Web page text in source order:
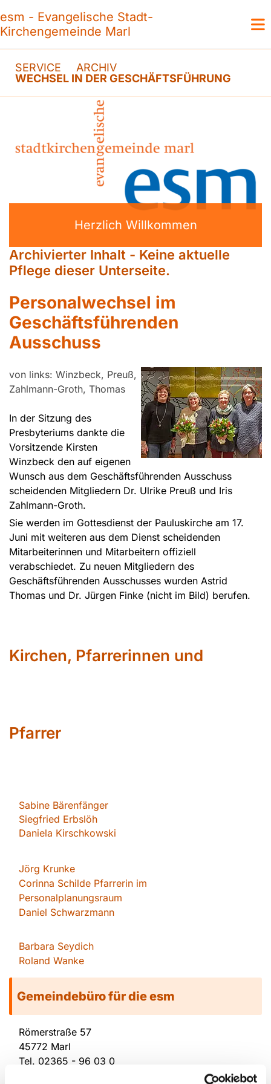
esm - Evangelische Stadt-
Kirchengemeinde Marl
SERVICE
ARCHIV
WECHSEL IN DER GESCHÄFTSFÜHRUNG
Herzlich Willkommen
Archivierter Inhalt - Keine aktuelle
Pflege dieser Unterseite.
Personalwechsel im
Geschäftsführenden
Ausschuss
von links: Winzbeck, Preuß,
Zahlmann-Groth, Thomas
In der Sitzung des
Presbyteriums dankte die
Vorsitzende Kirsten
Winzbeck den auf eigenen
Wunsch aus dem Geschäftsführenden Ausschuss
scheidenden Mitgliedern Dr. Ulrike Preuß und Iris
Zahlmann-Groth.
Sie werden im Gottesdienst der Pauluskirche am 17.
Juni mit weiteren aus dem Dienst scheidenden
Mitarbeiterinnen und Mitarbeitern offiziell
verabschiedet. Zu neuen Mitgliedern des
Geschäftsführenden Ausschusses wurden Astrid
Thomas und Dr. Jürgen Finke (nicht im Bild) berufen.
Kirchen, Pfarrerinnen und
Pfarrer
Sabine Bärenfänger
Siegfried Erbslöh
Daniela Kirschkowski
Jörg Krunke
Corinna Schilde Pfarrerin im
Personalplanungsraum
Daniel Schwarzmann
Barbara Seydich
Roland Wanke
Gemeindebüro für die esm
Römerstraße 57
45772 Marl
Tel. 02365 - 96 03 0